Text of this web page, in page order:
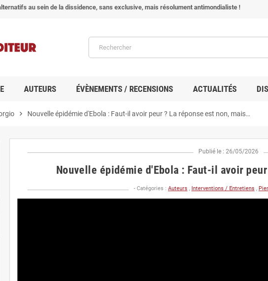
au sein de la dissidence, sans exclusive, mais résolument antimondialiste !
AUTEURS ÉVÈNEMENTS / RECENSIONS ACTUALITÉS
chevron_right Nouvelle épidémie d'Ebola : Faut-il avoir peur ? La réponse est non, mais…
Publié le : 26/05/2026
Nouvelle épidémie d'Ebola : Faut-il avoir
- Catégories : Auteurs , Interventions / Entretiens ,